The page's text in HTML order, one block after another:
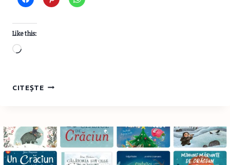
Like this:
Loading…
CITEȘTESERIA
MAX
LUCADO